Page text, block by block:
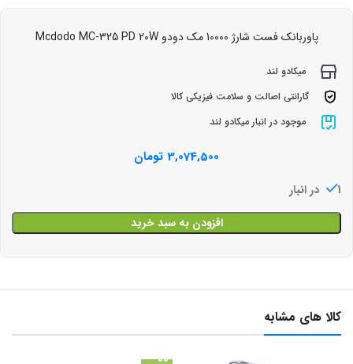
پاوربانک فست شارژ 10000 مک دودو Mcdodo MC-325 PD 20W
میکادو لند
گارانتی اصالت و سلامت فیزیکی کالا
موجود در انبار میکادو لند
3,074,500 تومان
1 در انبار
افزودن به سبد خرید
کالا های مشابه